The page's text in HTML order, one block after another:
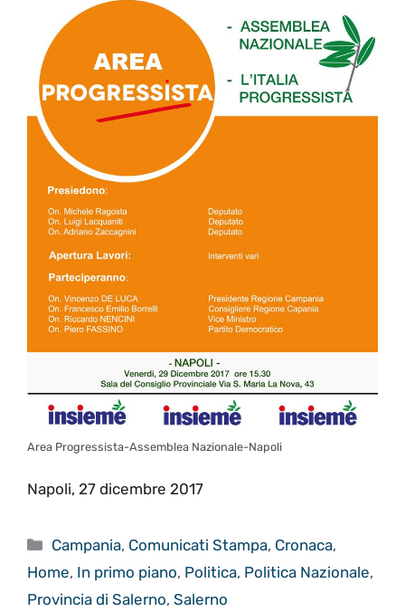
Area Progressista-Assemblea Nazionale-Napoli
Napoli, 27 dicembre 2017
Categorie
Campania, Comunicati Stampa, Cronaca,
Home, In primo piano, Politica, Politica Nazionale,
Provincia di Salerno, Salerno